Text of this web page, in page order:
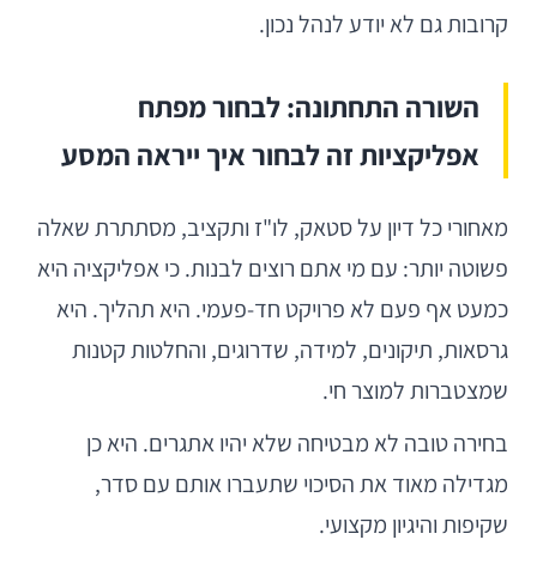
קרובות גם לא יודע לנהל נכון.
השורה התחתונה: לבחור מפתח
אפליקציות זה לבחור איך ייראה המסע
מאחורי כל דיון על סטאק, לו"ז ותקציב, מסתתרת שאלה
פשוטה יותר: עם מי אתם רוצים לבנות. כי אפליקציה היא
כמעט אף פעם לא פרויקט חד-פעמי. היא תהליך. היא
גרסאות, תיקונים, למידה, שדרוגים, והחלטות קטנות
שמצטברות למוצר חי.
בחירה טובה לא מבטיחה שלא יהיו אתגרים. היא כן
מגדילה מאוד את הסיכוי שתעברו אותם עם סדר,
שקיפות והיגיון מקצועי.